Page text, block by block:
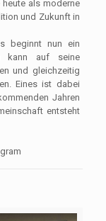
als moderne
und Zukunft in
beginnt nun ein
kann auf seine
und gleichzeitig
Eines ist dabei
Jahren
entsteht